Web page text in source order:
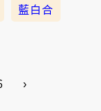
藍白合
›